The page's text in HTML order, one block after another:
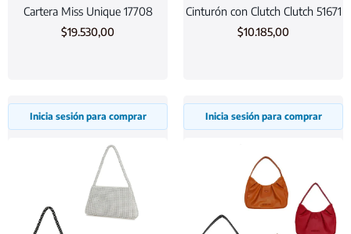
Cartera Miss Unique 17708
$19.530,00
Cinturón con Clutch Clutch 51671
$10.185,00
Inicia sesión para comprar Inicia sesión para comprar